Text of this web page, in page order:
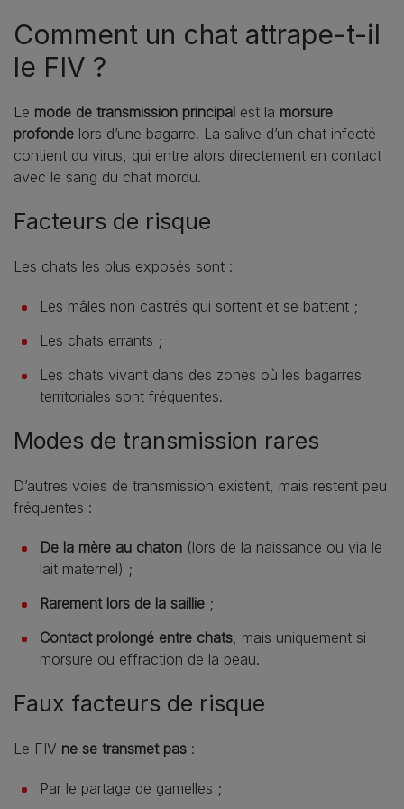
Comment un chat attrape-t-il
le FIV ?
Le mode de transmission principal est la morsure
profonde lors d’une bagarre. La salive d’un chat infecté
contient du virus, qui entre alors directement en contact
avec le sang du chat mordu.
Facteurs de risque
Les chats les plus exposés sont :
Les mâles non castrés qui sortent et se battent ;
Les chats errants ;
Les chats vivant dans des zones où les bagarres
territoriales sont fréquentes.
Modes de transmission rares
D’autres voies de transmission existent, mais restent peu
fréquentes :
De la mère au chaton (lors de la naissance ou via le
lait maternel) ;
Rarement lors de la saillie ;
Contact prolongé entre chats , mais uniquement si
morsure ou effraction de la peau.
Faux facteurs de risque
Le FIV ne se transmet pas :
Par le partage de gamelles ;